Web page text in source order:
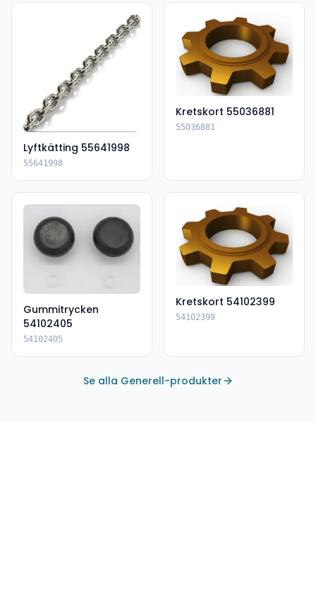
Lyftkätting 55641998
55641998
Kretskort 55036881
55036881
Gummitrycken
54102405
54102405
Kretskort 54102399
54102399
Se alla Generell-produkter